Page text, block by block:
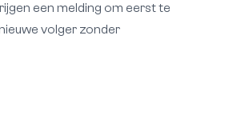
een melding om eerst te
volger zonder